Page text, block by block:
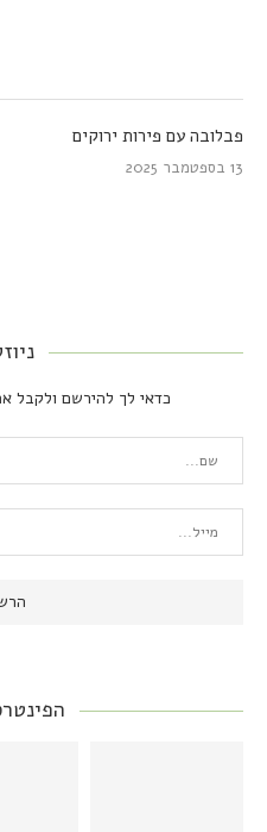
פבלובה עם פירות ירוקים
13 בספטמבר 2025
כדאי לך להירשם ולקבל